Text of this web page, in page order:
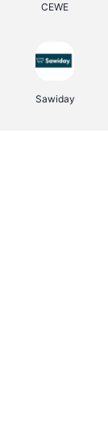
CEWE
Sawiday